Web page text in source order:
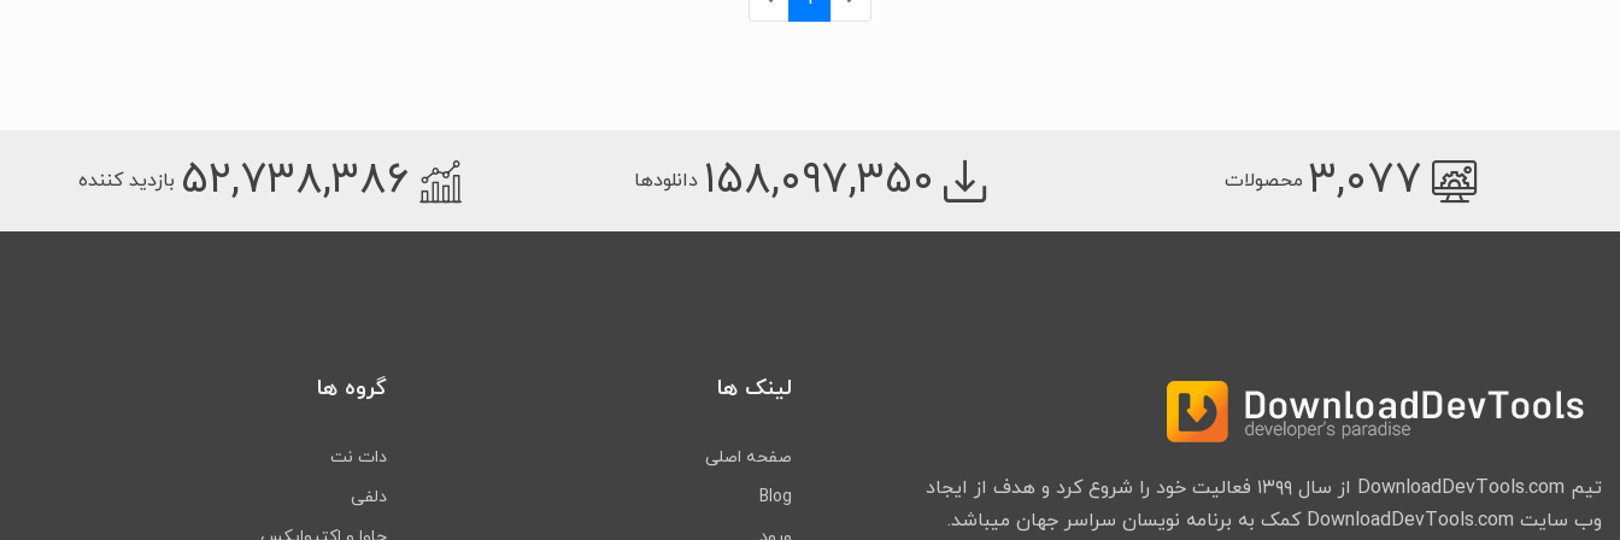
۳,۰۷۷ محصولات ۱۵۸,۰۹۷,۳۵۰ دانلودها ۵۲,۷۳۸,۳۸۶ بازدید کننده
تیم DownloadDevTools.com از سال ۱۳۹۹ فعالیت خود را شروع کرد و هدف از ایجاد
وب سایت DownloadDevTools.com کمک به برنامه نویسان سراسر جهان میباشد.
لینک ها
صفحه اصلی
Blog
گروه ها
دات نت
دلفی